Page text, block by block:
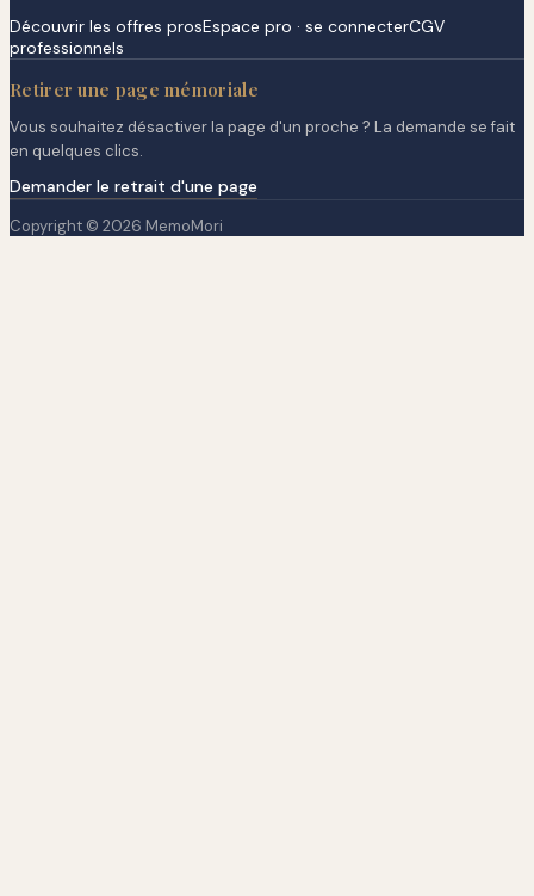
Découvrir les offres prosEspace pro · se connecterCGV
professionnels
Retirer une page mémoriale
Vous souhaitez désactiver la page d'un proche ? La demande se fait
en quelques clics.
Demander le retrait d'une page
Copyright © 2026 MemoMori